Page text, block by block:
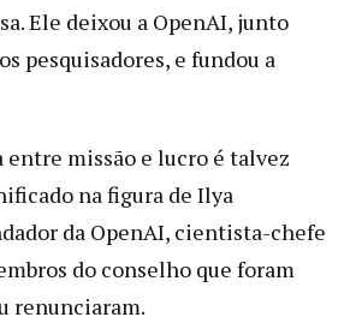
Ele deixou a OpenAI, junto
pesquisadores, e fundou a
entre missão e lucro é talvez
na figura de Ilya
da OpenAI, cientista-chefe
do conselho que foram
renunciaram.